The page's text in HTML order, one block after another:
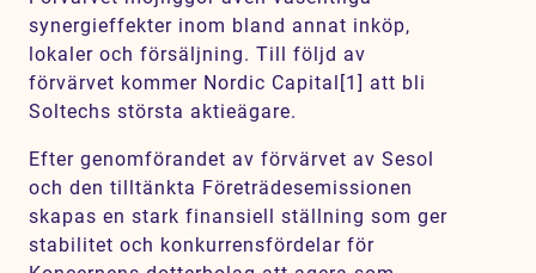
synergieffekter inom bland annat inköp,
lokaler och försäljning. Till följd av
förvärvet kommer Nordic Capital[1] att bli
Soltechs största aktieägare.
Efter genomförandet av förvärvet av Sesol
och den tilltänkta Företrädesemissionen
skapas en stark finansiell ställning som ger
stabilitet och konkurrensfördelar för